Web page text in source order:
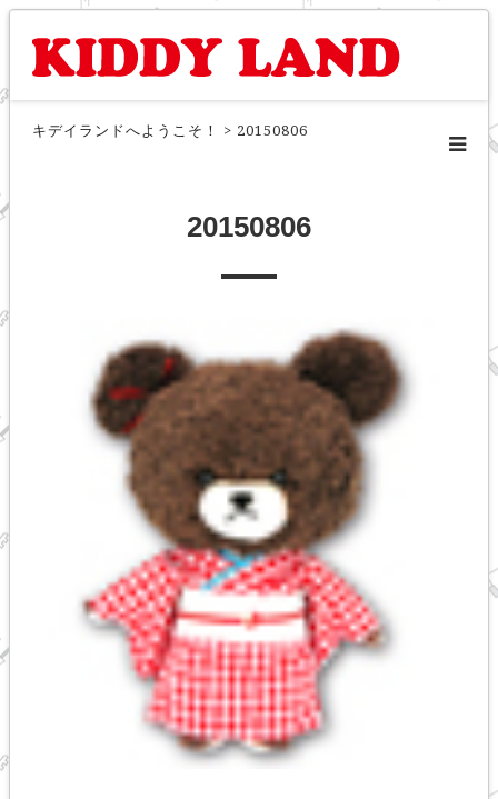
キデイランドへようこそ！ > 20150806
20150806